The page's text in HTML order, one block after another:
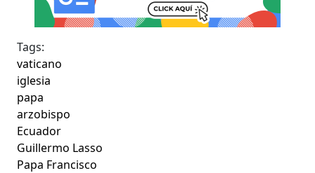
Tags:
vaticano
iglesia
papa
arzobispo
Ecuador
Guillermo Lasso
Papa Francisco